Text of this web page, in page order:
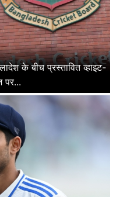
के बीच प्रस्तावित व्हाइट-
पर...